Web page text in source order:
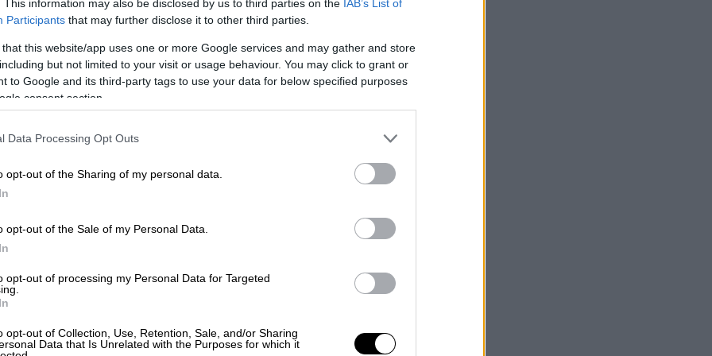
This information may also be disclosed by us to third parties on the IAB’s List of
Participants that may further disclose it to other third parties.
that this website/app uses one or more Google services and may gather and store
but not limited to your visit or usage behaviour. You may click to grant or
to Google and its third-party tags to use your data for below specified purposes
consent section.
Data Processing Opt Outs
opt-out of the Sharing of my personal data.
opt-out of the Sale of my Personal Data.
opt-out of processing my Personal Data for Targeted
opt-out of Collection, Use, Retention, Sale, and/or Sharing
Data that Is Unrelated with the Purposes for which it
θάνατό τους.